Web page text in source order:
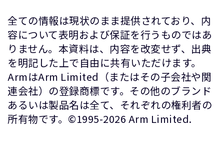
全ての情報は現状のまま提供されており、内
容について表明および保証を行うものではあ
りません。本資料は、内容を改変せず、出典
を明記した上で自由に共有いただけます。
ArmはArm Limited（またはその子会社や関
連会社）の登録商標です。その他のブランド
あるいは製品名は全て、それぞれの権利者の
所有物です。©1995-2026 Arm Limited.